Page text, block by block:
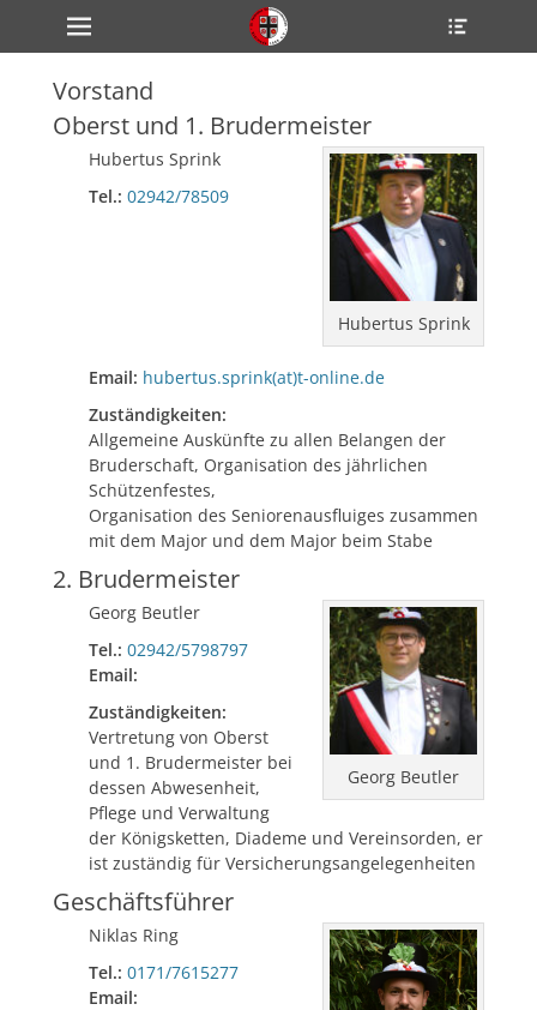
zum
Inhalt
Primärmenü
Vorstand
Oberst und 1. Brudermeister
Hubertus Sprink
Hubertus Sprink
Tel.: 02942/78509
Email: hubertus.sprink(at)t-online.de
Zuständigkeiten:
Allgemeine Auskünfte zu allen Belangen der
Bruderschaft, Organisation des jährlichen
Schützenfestes,
Organisation des Seniorenausfluiges zusammen
mit dem Major und dem Major beim Stabe
2. Brudermeister
Georg Beutler
Georg Beutler
Tel.: 02942/5798797
Email:
Zuständigkeiten:
Vertretung von Oberst
und 1. Brudermeister bei
dessen Abwesenheit,
Pflege und Verwaltung
der Königsketten, Diademe und Vereinsorden, er
ist zuständig für Versicherungsangelegenheiten
Geschäftsführer
Niklas Ring
Tel.: 0171/7615277
Email: